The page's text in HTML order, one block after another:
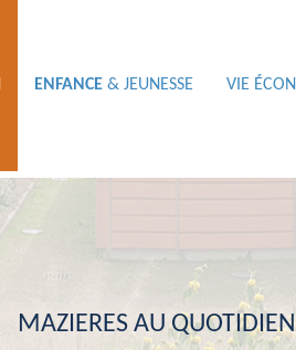
ENFANCE & JEUNESSE VIE
MAZIERES AU QUOTIDIEN